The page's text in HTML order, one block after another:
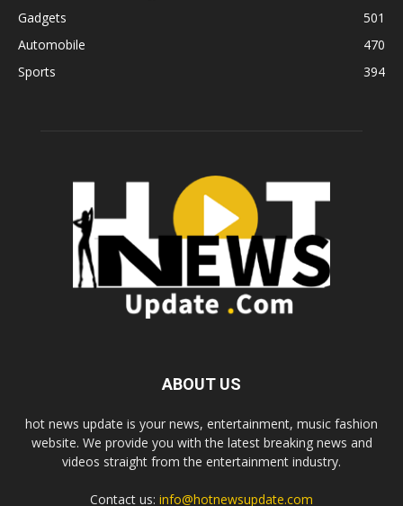
Gadgets
501
Automobile
470
Sports
394
ABOUT US
hot news update is your news, entertainment, music fashion
website. We provide you with the latest breaking news and
videos straight from the entertainment industry.
Contact us: info@hotnewsupdate.com